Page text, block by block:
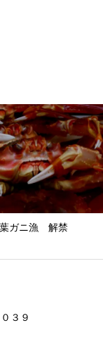
をランチで味わう
３９